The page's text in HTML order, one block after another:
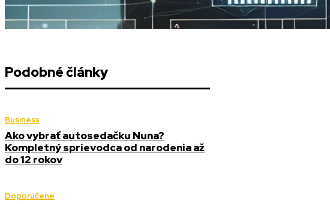
Podobné články
Business
Ako vybrať autosedačku Nuna?
Kompletný sprievodca od narodenia až
do 12 rokov
Doporučené